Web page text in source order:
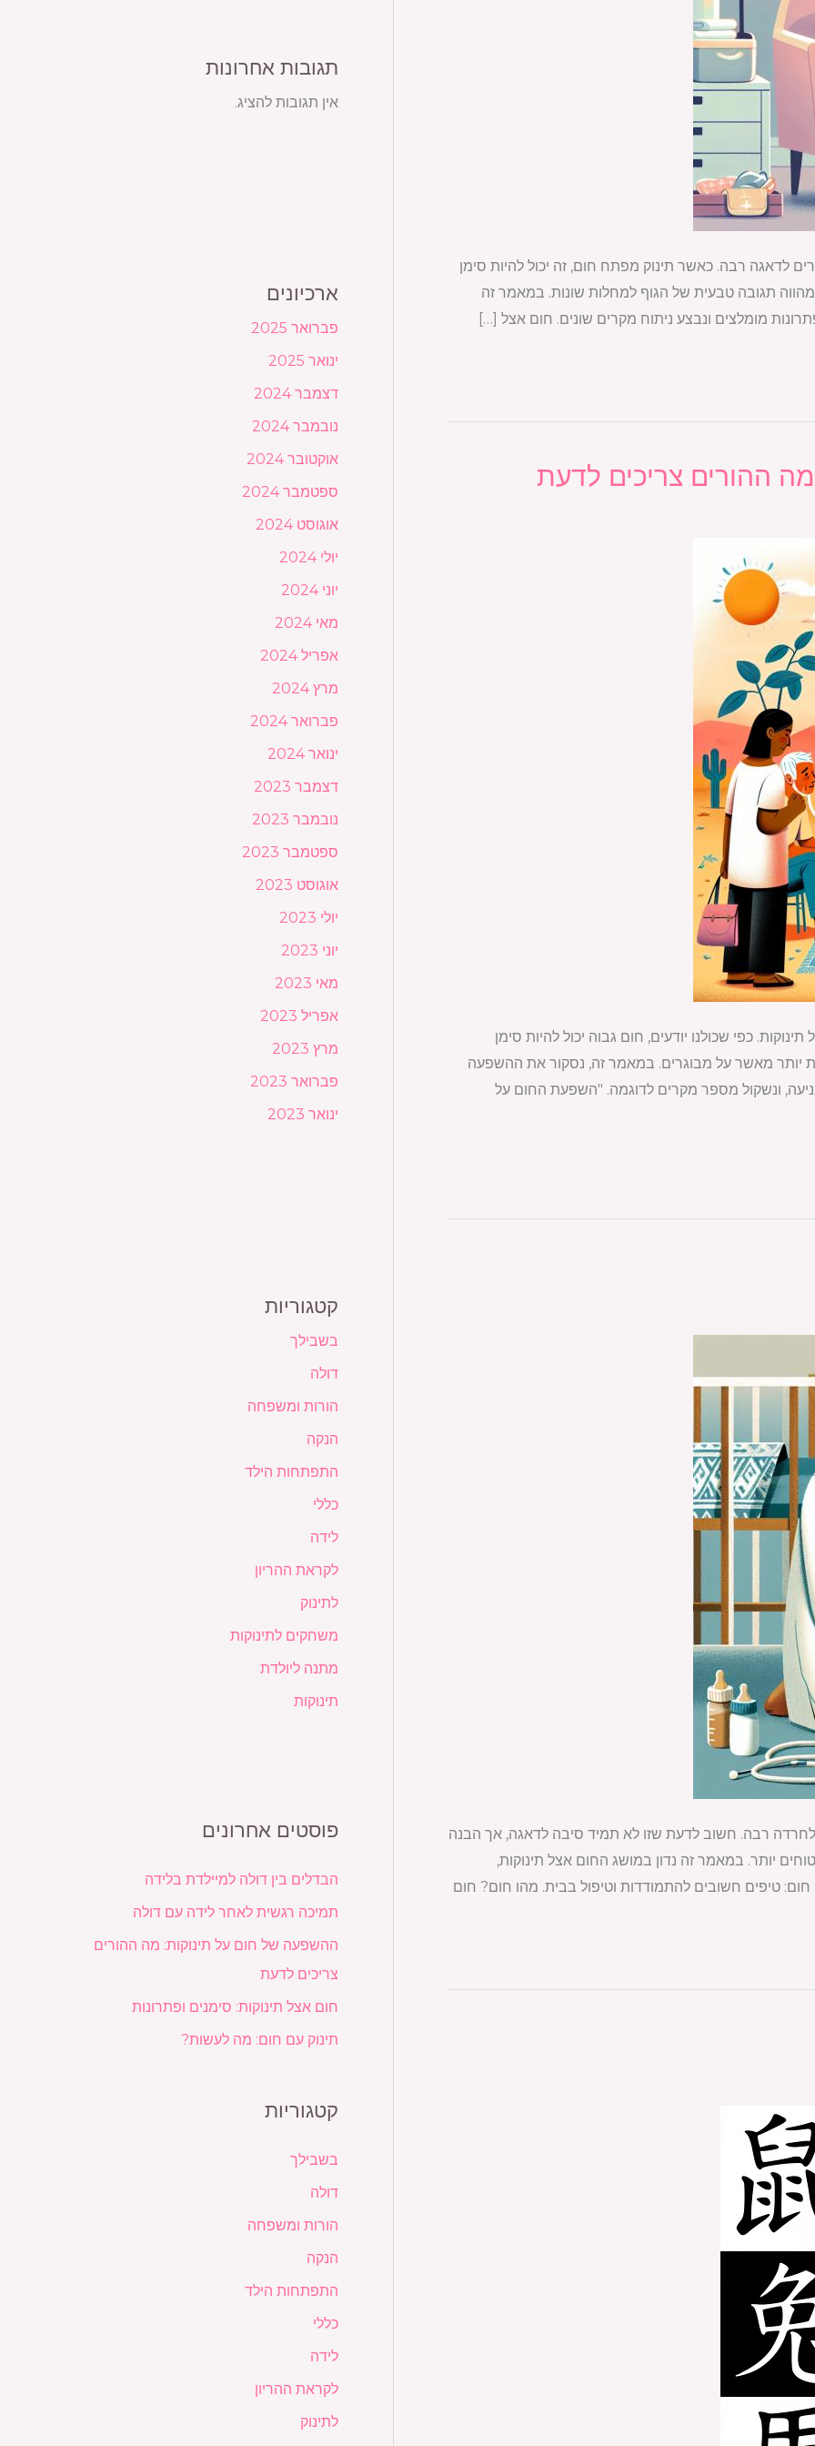
לדאגה רבה. כאשר תינוק מפתח חום, זה יכול להיות סימן
תגובה טבעית של הגוף למחלות שונות. במאמר זה
מומלצים ונבצע ניתוח מקרים שונים. חום אצל […]
ההורים צריכים לדעת
כפי שכולנו יודעים, חום גבוה יכול להיות סימן
יותר מאשר על מבוגרים. במאמר זה, נסקור את ההשפעה
ונשקול מספר מקרים לדוגמה. "השפעת החום על
לחרדה רבה. חשוב לדעת שזו לא תמיד סיבה לדאגה, אך הבנה
יותר. במאמר זה נדון במושג החום אצל תינוקות,
טיפים חשובים להתמודדות וטיפול בבית. מהו חום? חום
תגובות אחרונות
אין תגובות להציג.
ארכיונים
פברואר 2025
ינואר 2025
דצמבר 2024
נובמבר 2024
אוקטובר 2024
ספטמבר 2024
אוגוסט 2024
יולי 2024
יוני 2024
מאי 2024
אפריל 2024
מרץ 2024
פברואר 2024
ינואר 2024
דצמבר 2023
נובמבר 2023
ספטמבר 2023
אוגוסט 2023
יולי 2023
יוני 2023
מאי 2023
אפריל 2023
מרץ 2023
פברואר 2023
ינואר 2023
קטגוריות
בשבילך
דולה
הורות ומשפחה
הנקה
התפתחות הילד
כללי
לידה
לקראת ההריון
לתינוק
משחקים לתינוקות
מתנה ליולדת
תינוקות
פוסטים אחרונים
הבדלים בין דולה למיילדת בלידה
תמיכה רגשית לאחר לידה עם דולה
ההשפעה של חום על תינוקות: מה ההורים
צריכים לדעת
חום אצל תינוקות: סימנים ופתרונות
תינוק עם חום: מה לעשות?
קטגוריות
בשבילך
דולה
הורות ומשפחה
הנקה
התפתחות הילד
כללי
לידה
לקראת ההריון
לתינוק